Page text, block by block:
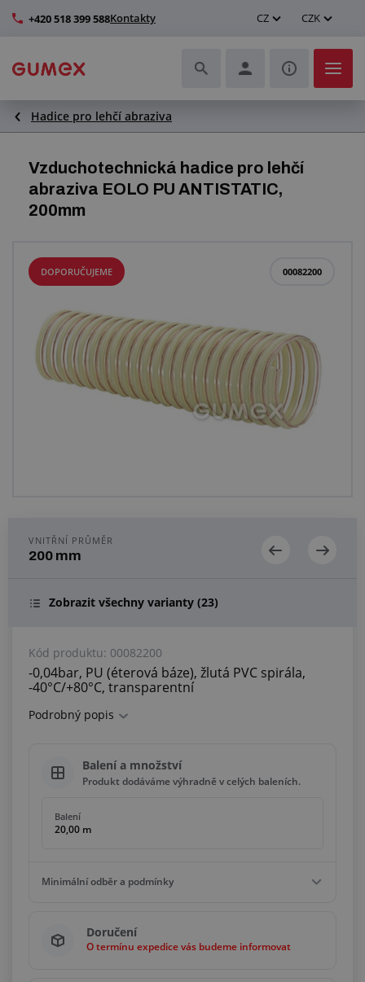
+420 518 399 588Kontakty CZ CZK
Hadice a jejich kompletace
Profily a výroba těsnění
Technické plasty
Zlepšení pracovního prostředí
Další pryžové a plastové výrobky
Centrum poptávek
Hadice pro lehčí abraziva
Vzduchotechnická hadice pro lehčí
abraziva EOLO PU ANTISTATIC,
200mm
00082200
DOPORUČUJEME
VNITŘNÍ PRŮMĚR
200 mm
Zobrazit všechny varianty (23)
Kód produktu: 00082200
-0,04bar, PU (éterová báze), žlutá PVC spirála,
-40°C/+80°C, transparentní
Podrobný popis
Balení a množství
Produkt dodáváme výhradně v celých baleních.
Balení
20,00 m
Minimální odběr a podmínky
20,00 mDoručení
O termínu expedice vás budeme informovat